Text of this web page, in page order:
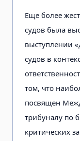
Еще более
судов была
выступлении
судов в
том, что
посвящен
трибуналу по
критических